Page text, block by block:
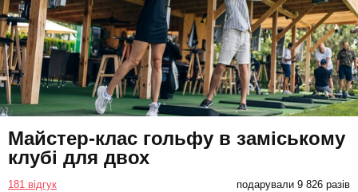
Майстер-клас гольфу в заміському
клубі для двох
181 відгук подарували 9 826 разів